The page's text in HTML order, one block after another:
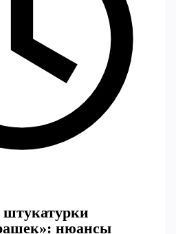
штукатурки
нюансы